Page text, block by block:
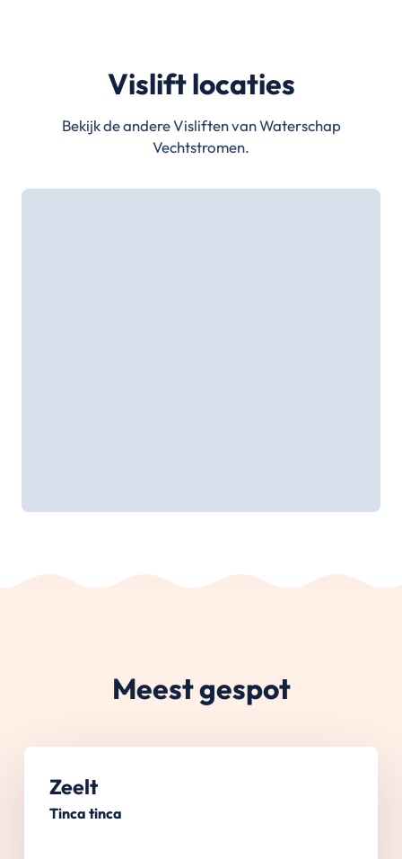
Vislift locaties
Bekijk de andere Visliften van Waterschap
Vechtstromen.
Meest gespot
Zeelt
Tinca tinca